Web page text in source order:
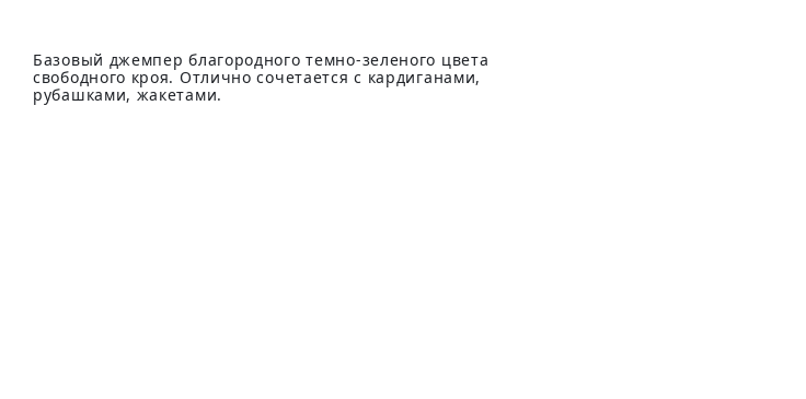
Базовый джемпер благородного темно-зеленого цвета
свободного кроя. Отлично сочетается с кардиганами,
рубашками, жакетами.